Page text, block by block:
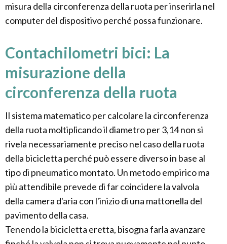
misura della circonferenza della ruota per inserirla nel
computer del dispositivo perché possa funzionare.
Contachilometri bici: La
misurazione della
circonferenza della ruota
Il sistema matematico per calcolare la circonferenza
della ruota moltiplicando il diametro per 3,14 non si
rivela necessariamente preciso nel caso della ruota
della bicicletta perché può essere diverso in base al
tipo di pneumatico montato. Un metodo empirico ma
più attendibile prevede di far coincidere la valvola
della camera d'aria con l'inizio di una mattonella del
pavimento della casa.
Tenendo la bicicletta eretta, bisogna farla avanzare